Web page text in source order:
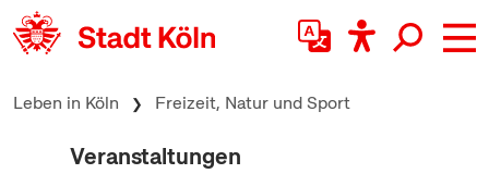
zum Inhalt springen
Leben in Köln Freizeit, Natur und Sport
Veranstaltungen